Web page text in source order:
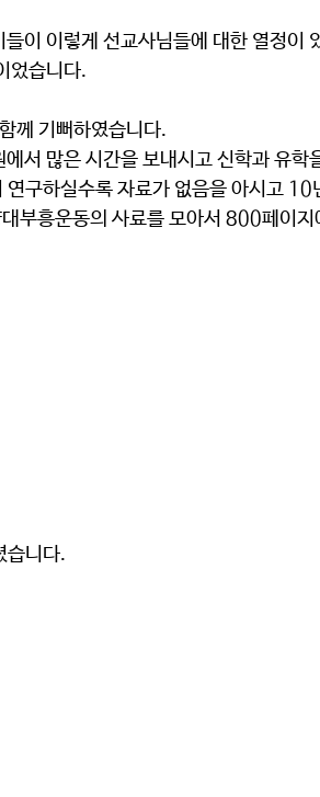
었습니다.
께 기뻐하였습니다.
구하실수록 자료가 없음을 아시고 10
부흥운동의 사료를 모아서 800페이지
습니다.